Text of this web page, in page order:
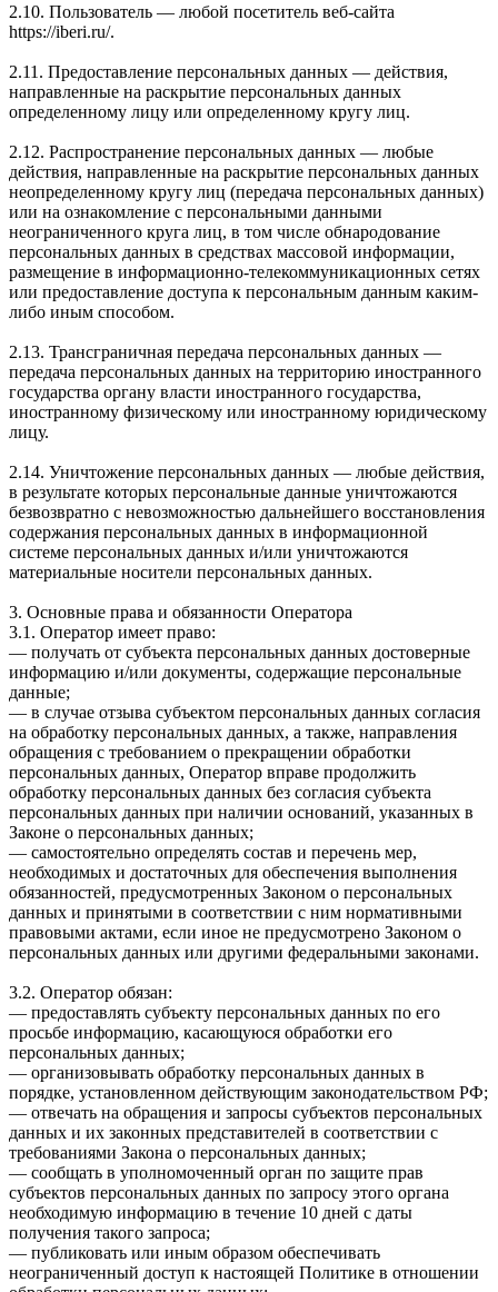
2.10. Пользователь — любой посетитель веб-сайта
https://iberi.ru/.
2.11. Предоставление персональных данных — действия,
направленные на раскрытие персональных данных
определенному лицу или определенному кругу лиц.
2.12. Распространение персональных данных — любые
действия, направленные на раскрытие персональных данных
неопределенному кругу лиц (передача персональных данных)
или на ознакомление с персональными данными
неограниченного круга лиц, в том числе обнародование
персональных данных в средствах массовой информации,
размещение в информационно-телекоммуникационных сетях
или предоставление доступа к персональным данным каким-
либо иным способом.
2.13. Трансграничная передача персональных данных —
передача персональных данных на территорию иностранного
государства органу власти иностранного государства,
иностранному физическому или иностранному юридическому
лицу.
2.14. Уничтожение персональных данных — любые действия,
в результате которых персональные данные уничтожаются
безвозвратно с невозможностью дальнейшего восстановления
содержания персональных данных в информационной
системе персональных данных и/или уничтожаются
материальные носители персональных данных.
3. Основные права и обязанности Оператора
3.1. Оператор имеет право:
— получать от субъекта персональных данных достоверные
информацию и/или документы, содержащие персональные
данные;
— в случае отзыва субъектом персональных данных согласия
на обработку персональных данных, а также, направления
обращения с требованием о прекращении обработки
персональных данных, Оператор вправе продолжить
обработку персональных данных без согласия субъекта
персональных данных при наличии оснований, указанных в
Законе о персональных данных;
— самостоятельно определять состав и перечень мер,
необходимых и достаточных для обеспечения выполнения
обязанностей, предусмотренных Законом о персональных
данных и принятыми в соответствии с ним нормативными
правовыми актами, если иное не предусмотрено Законом о
персональных данных или другими федеральными законами.
3.2. Оператор обязан:
— предоставлять субъекту персональных данных по его
просьбе информацию, касающуюся обработки его
персональных данных;
— организовывать обработку персональных данных в
порядке, установленном действующим законодательством РФ;
— отвечать на обращения и запросы субъектов персональных
данных и их законных представителей в соответствии с
требованиями Закона о персональных данных;
— сообщать в уполномоченный орган по защите прав
субъектов персональных данных по запросу этого органа
необходимую информацию в течение 10 дней с даты
получения такого запроса;
— публиковать или иным образом обеспечивать
неограниченный доступ к настоящей Политике в отношении